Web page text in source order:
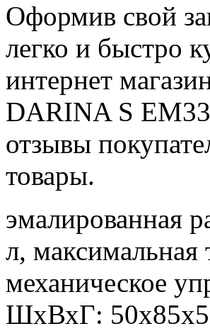
Оформив свой
легко и быстро
интернет
DARINA S
отзывы
товары.
эмалированная
л, максимальная
механическое
ШхВхГ: